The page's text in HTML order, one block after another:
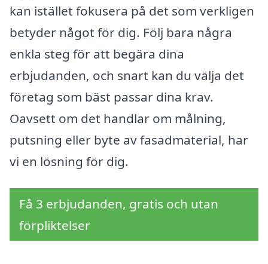
kan istället fokusera på det som verkligen
betyder något för dig. Följ bara några
enkla steg för att begära dina
erbjudanden, och snart kan du välja det
företag som bäst passar dina krav.
Oavsett om det handlar om målning,
putsning eller byte av fasadmaterial, har
vi en lösning för dig.
Få 3 erbjudanden, gratis och utan
förpliktelser